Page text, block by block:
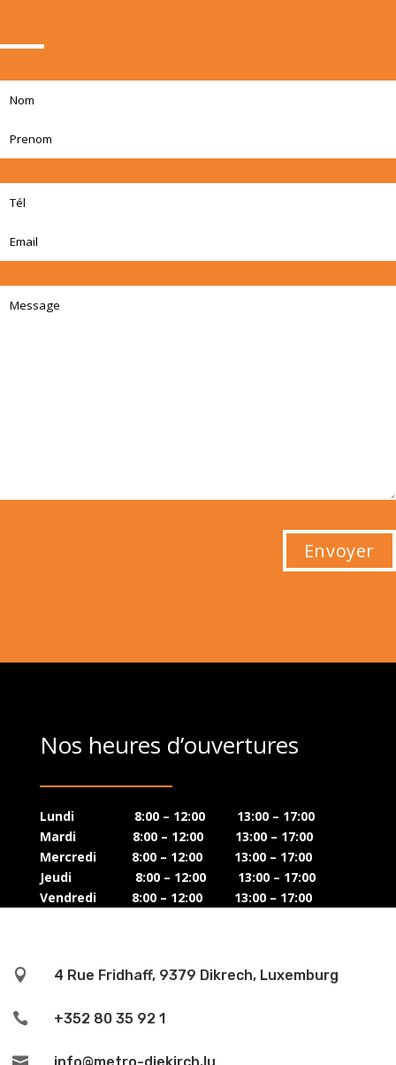
Nos heures d’ouvertures
Lundi 8:00 – 12:00 13:00 – 17:00
Mardi 8:00 – 12:00 13:00 – 17:00
Mercredi 8:00 – 12:00 13:00 – 17:00
Jeudi 8:00 – 12:00 13:00 – 17:00
Vendredi 8:00 – 12:00 13:00 – 17:00
 4 Rue Fridhaff, 9379 Dikrech, Luxemburg
 +352 80 35 92 1
